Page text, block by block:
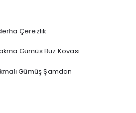
Çerezlik
Gümüs Buz Kovası
Gümüş Şamdan